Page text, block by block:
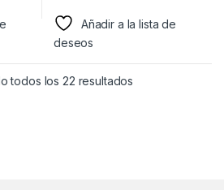
Añadir a la lista de
deseos
todos los 22 resultados